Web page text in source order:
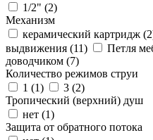
1/2" (2)
Механизм
керамический картридж (2
выдвижения (11)
Петля
доводчиком (7)
Количество режимов струи
1 (1) 3 (2)
Тропический (верхний) душ
нет (1)
Защита от обратного потока